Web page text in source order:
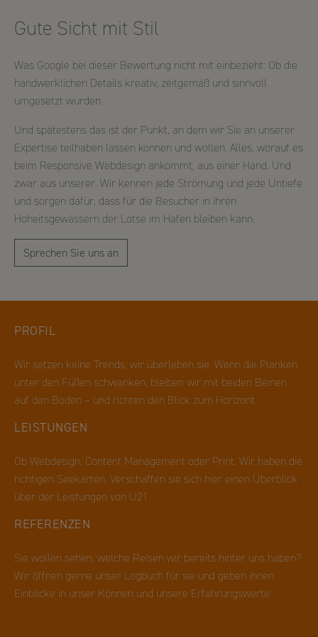
Gute Sicht mit Stil
Was Google bei dieser Bewertung nicht mit einbezieht: Ob die
handwerklichen Details kreativ, zeitgemäß und sinnvoll
umgesetzt wurden.
Und spätestens das ist der Punkt, an dem wir Sie an unserer
Expertise teilhaben lassen können und wollen: Alles, worauf es
beim Responsive Webdesign ankommt, aus einer Hand. Und
zwar aus unserer. Wir kennen jede Strömung und jede Untiefe
und sorgen dafür, dass für die Besucher in ihren
Hoheitsgewässern der Lotse im Hafen bleiben kann.
Sprechen Sie uns an
PROFIL
Wir setzen keine Trends, wir überleben sie. Wenn die Planken
unter den Füßen schwanken, bleiben wir mit beiden Beinen
auf den Boden – und richten den Blick zum Horizont.
LEISTUNGEN
Ob Webdesign, Content Management oder Print: Wir haben die
richtigen Seekarten. Verschaffen sie sich hier einen Überblick
über der Leistungen von U21.
REFERENZEN
Sie wollen sehen, welche Reisen wir bereits hinter uns haben?
Wir öffnen gerne unser Logbuch für sie und geben ihnen
Einblicke in unser Können und unsere Erfahrungswerte.
Anbieter
U21
Anbieter
u21
der Besuche oder Tage seit letztem Besuch.
Name
Zweck
Matomo: Das Cookie identifiziert Benutzer und prüft, ob bereits
eine Session aktiv ist und berechnet sitzungsübergreifende
Metriken wie Anzahl der Besuche bis zum Zielabschluss, Anzahl
der Besuche oder Tage seit letztem Besuch.
Ablauf
Session